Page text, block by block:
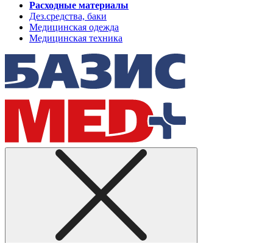
Расходные материалы
Дез.средства, баки
Медицинская одежда
Медицинская техника